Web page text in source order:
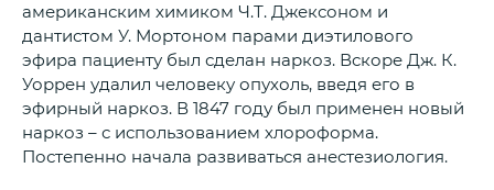
американским химиком Ч.Т. Джексоном и
дантистом У. Мортоном парами диэтилового
эфира пациенту был сделан наркоз. Вскоре Дж. К.
Уоррен удалил человеку опухоль, введя его в
эфирный наркоз. В 1847 году был применен новый
наркоз – с использованием хлороформа.
Постепенно начала развиваться анестезиология.